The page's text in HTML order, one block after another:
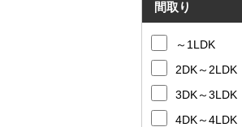
間取り
～1LDK
2DK～2LDK
3DK～3LDK
4DK～4LDK